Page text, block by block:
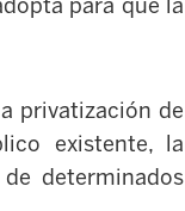
para que la
privatización de
existente, la
determinados